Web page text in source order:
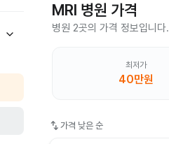
MRI 병원 가격
병원 2곳의 가격 정보입니다.
최저가
40만원
swap_vert 가격 낮은 순